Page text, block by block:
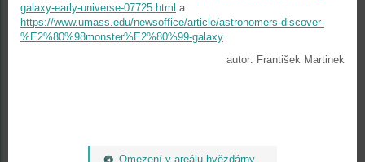
Omezení v areálu hvězdárny
galaxy-early-universe-07725.html a
https://www.umass.edu/newsoffice/article/astronomers-discover-
%E2%80%98monster%E2%80%99-galaxy
autor: František Martinek